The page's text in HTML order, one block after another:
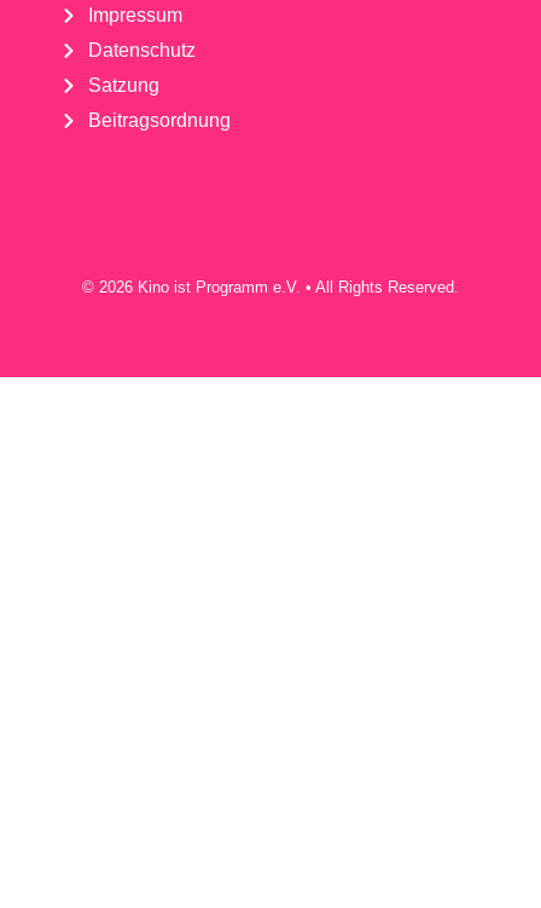
Impressum
Datenschutz
Satzung
Beitragsordnung
© 2026 Kino ist Programm e.V. • All Rights Reserved.